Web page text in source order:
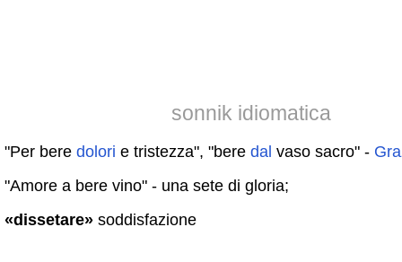
sonnik idiomatica
"Per bere dolori e tristezza", "bere dal vaso sacro" -
"Amore a bere vino" - una sete di gloria;
«dissetare» soddisfazione